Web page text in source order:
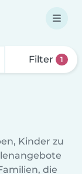
Filter 1
Kinder zu
die